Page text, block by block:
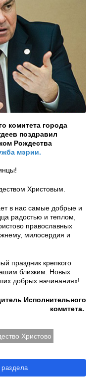
комитета города
поздравил
Рождества
мэрии.
Христовым.
в нас самые добрые и
радостью и теплом,
православных
милосердия и
праздник крепкого
близким. Новых
добрых начинаниях!
Исполнительного
комитета.
Христово